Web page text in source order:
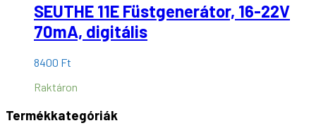
SEUTHE 11E Füstgenerátor, 16-22V
70mA, digitális
8400 Ft
Raktáron
Termékkategóriák